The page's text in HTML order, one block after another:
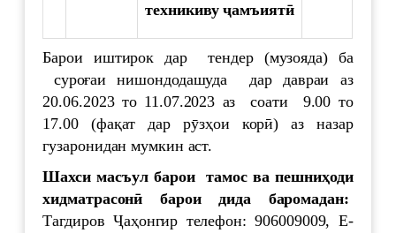
техникиву ҷамъиятӣ
Барои иштирок дар тендер (музояда) ба
суроғаи нишондодашуда дар давраи аз
20.06.2023 то 11.07.2023 аз соати 9.00 то
17.00 (фақат дар рӯзҳои корӣ) аз назар
гузаронидан мумкин аст.
Шахси масъул барои тамос ва пешниҳоди
хидматрасонӣ барои дида баромадан:
Тагдиров Ҷаҳонгир телефон: 906009009, E-